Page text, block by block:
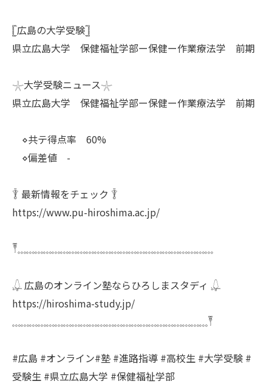
𓊈広島の大学受験𓊉
県立広島大学 保健福祉学部ー保健ー作業療法学 前期
𓇼大学受験ニュース𓇼
県立広島大学 保健福祉学部ー保健ー作業療法学 前期
⋄共テ得点率 60%
⋄偏差値 -
𓇊 最新情報をチェック 𓇊
https://www.pu-hiroshima.ac.jp/
𓏣𓈓𓈓𓈓𓈓𓈓𓈓𓈓𓈓𓈓𓈓𓈓𓈓𓈓𓈓𓈓𓈓𓈓𓈓𓈓𓈓𓈓𓈓𓈓
𓆮 広島のオンライン塾ならひろしまスタディ 𓆮
https://hiroshima-study.jp/
𓈓𓈓𓈓𓈓𓈓𓈓𓈓𓈓𓈓𓈓𓈓𓈓𓈓𓈓𓈓𓈓𓈓𓈓𓈓𓈓𓈓𓈓𓈓𓏣
#広島 #オンライン#塾 #進路指導 #高校生 #大学受験 #
受験生 #県立広島大学 #保健福祉学部